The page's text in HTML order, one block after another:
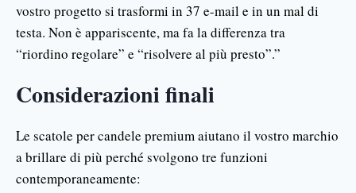
vostro progetto si trasformi in 37 e-mail e in un mal di
testa. Non è appariscente, ma fa la differenza tra
“riordino regolare” e “risolvere al più presto”.”
Considerazioni finali
Le scatole per candele premium aiutano il vostro marchio
a brillare di più perché svolgono tre funzioni
contemporaneamente: